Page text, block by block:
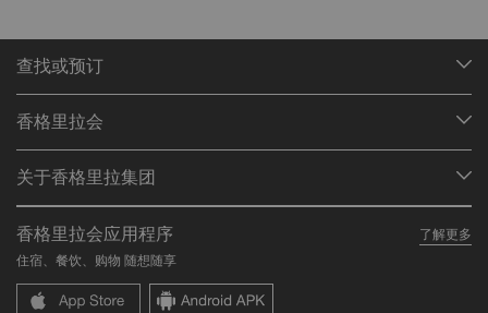
查找或预订
查找预订
餐厅与酒吧
香格里拉会
加入香格里拉会
常见问题
联络我们
关于香格里拉集团
我们的酒店品牌
香格里拉中心
香格里拉公寓
职业发展
企业社会责任
新闻稿
香格里拉会应用程序
了解更多
住宿、餐饮、购物 随想随享